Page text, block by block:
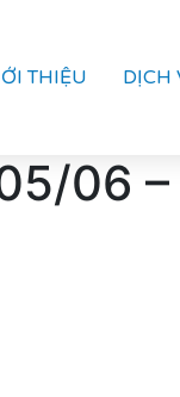
THIỆU DỊCH
06 –